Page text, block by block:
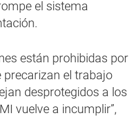
el sistema
están prohibidas por
el trabajo
desprotegidos a los
vuelve a incumplir”,